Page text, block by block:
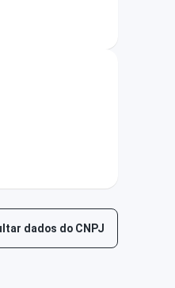
dados do CNPJ